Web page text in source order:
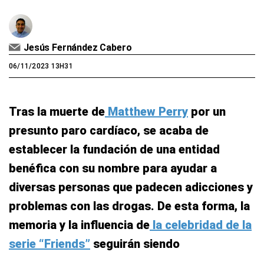
Jesús Fernández Cabero
06/11/2023 13H31
Tras la muerte de Matthew Perry por un
presunto paro cardíaco, se acaba de
establecer la fundación de una entidad
benéfica con su nombre para ayudar a
diversas personas que padecen adicciones y
problemas con las drogas. De esta forma, la
memoria y la influencia de la celebridad de la
serie “Friends” seguirán siendo